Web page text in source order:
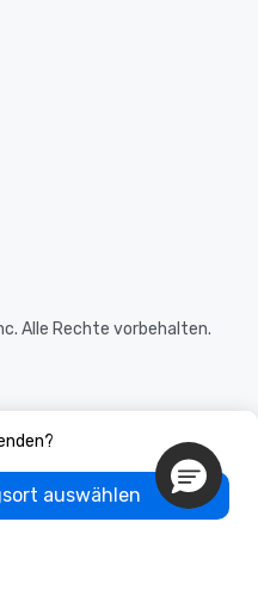
auswählen
Alle Rechte vorbehalten.